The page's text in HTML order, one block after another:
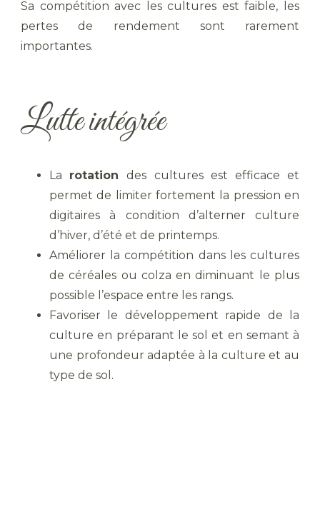
Sa compétition avec les cultures est faible, les
pertes de rendement sont rarement
importantes.
Lutte intégrée
La rotationdes cultures est efficace et
permet de limiter fortement la pression en
digitaires à condition d’alterner culture
d’hiver, d’été et de printemps.
Améliorer la compétition dans les cultures
de céréales ou colza en diminuant le plus
possible l’espace entre les rangs.
Favoriser le développement rapide de la
culture en préparant le sol et en semant à
une profondeur adaptée à la culture et au
type de sol.